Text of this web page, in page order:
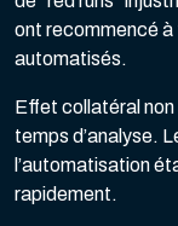
ont recommencé
automatisés.
Effet collatéral non
temps d’analyse.
l’automatisation
rapidement.